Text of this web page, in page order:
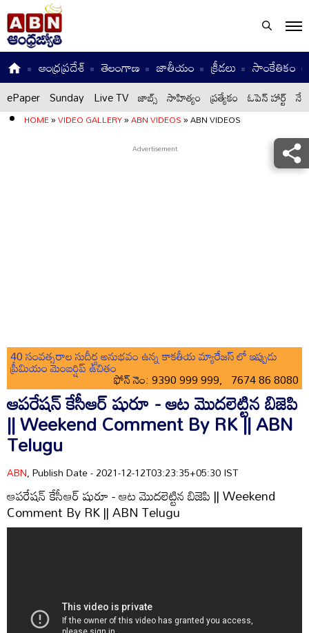
ఆంధ్రప్రదేశ్ తెలంగాణ జాతీయం క్రీడలు సాంకేతికం
ePaper Sunday Live TV జాబ్స్ సాహిత్యం ప్రత్యేకం ఓపెన్ హార్ట్
HOME»VIDEO GALLERY»ABN VIDEOS»ABN VIDEOS
40 సంవత్సరాల సుదీర్ఘ అనుభవం ఉన్న కాకతీయ మ్యారేజస్ లో ఇప్పుడు
ప్రీమియం మెంబర్షిప్ ఉచితం
ఫోన్ నెం: 9390 999 999, 7674 86 8080
ఆపరేషన్ కేసీఆర్ షురూ - ఆట మొదలెట్టిన బిజెపి
|| Weekend Comment By RK || ABN
Telugu
ABN, Publish Date - 2021-12-12T03:23:35+05:30 IST
ఆపరేషన్ కేసీఆర్ షురూ - ఆట మొదలెట్టిన బిజెపి || Weekend
Comment By RK || ABN Telugu